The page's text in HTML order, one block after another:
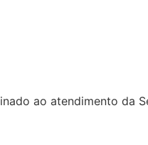
ao atendimento da